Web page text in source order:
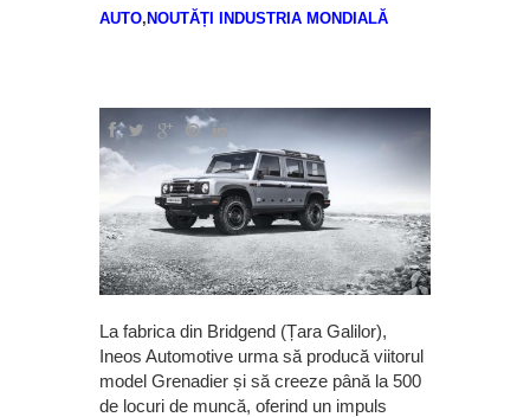
AUTO, NOUTĂȚI INDUSTRIA MONDIALĂ
La fabrica din Bridgend (Țara Galilor),
Ineos Automotive urma să producă viitorul
model Grenadier și să creeze până la 500
de locuri de muncă, oferind un impuls